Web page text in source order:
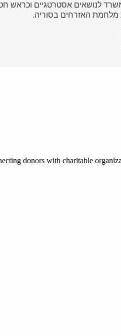
לנושאים אסטרטגיים וכראש
מלחמת האזרחים בסוריה.